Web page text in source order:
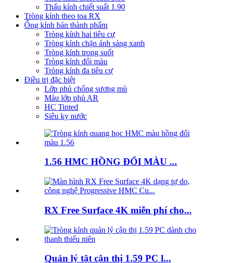
Thấu kính chiết suất 1.90
Tròng kính theo toa RX
Ống kính bán thành phẩm
Tròng kính hai tiêu cự
Tròng kính chặn ánh sáng xanh
Tròng kính trong suốt
Tròng kính đổi màu
Tròng kính đa tiêu cự
Điều trị đặc biệt
Lớp phủ chống sương mù
Màu lớp phủ AR
HC Tinted
Siêu kỵ nước
1.56 HMC HỒNG ĐỔI MÀU ...
RX Free Surface 4K miễn phí cho...
Quản lý tật cận thị 1.59 PC l...